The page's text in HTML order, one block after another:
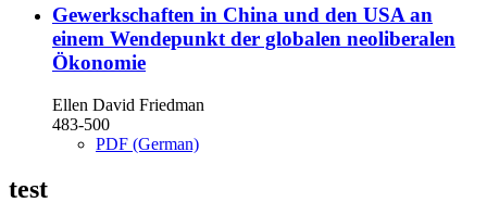
Gewerkschaften in China und den USA an
einem Wendepunkt der globalen neoliberalen
Ökonomie
Ellen David Friedman
483-500
PDF (German)
test